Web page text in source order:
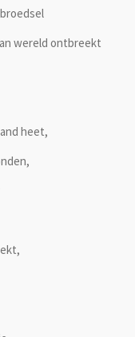
wereld ontbreekt
heet,